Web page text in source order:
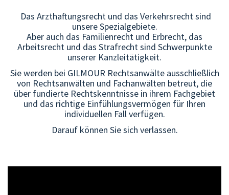
Das Arzthaftungsrecht und das Verkehrsrecht sind
unsere Spezialgebiete.
Aber auch das Familienrecht und Erbrecht, das
Arbeitsrecht und das Strafrecht sind Schwerpunkte
unserer Kanzleitätigkeit.
Sie werden bei GILMOUR Rechtsanwälte ausschließlich
von Rechtsanwälten und Fachanwälten betreut, die
über fundierte Rechtskenntnisse in ihrem Fachgebiet
und das richtige Einfühlungsvermögen für Ihren
individuellen Fall verfügen.
Darauf können Sie sich verlassen.